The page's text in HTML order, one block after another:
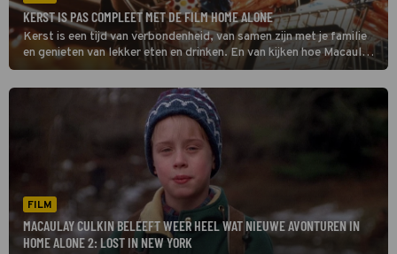
KERST IS PAS COMPLEET MET DE FILM HOME ALONE
Kerst is een tijd van verbondenheid, van samen zijn met je familie
en genieten van lekker eten en drinken. En van kijken hoe Macaulay
Culkin het in Home Alone in z’n uppie opneemt tegen twee
inbrekers.
FILM
MACAULAY CULKIN BELEEFT WEER HEEL WAT NIEUWE AVONTUREN IN
HOME ALONE 2: LOST IN NEW YORK